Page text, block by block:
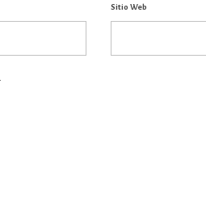
Sitio Web